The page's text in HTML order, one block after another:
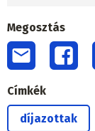
Megosztás
Címkék
díjazottak